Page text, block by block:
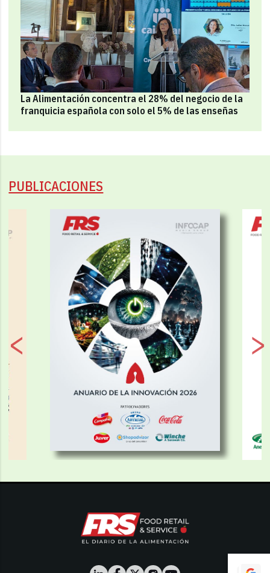
La Alimentación concentra el 28% del negocio de la
franquicia española con solo el 5% de las enseñas
PUBLICACIONES